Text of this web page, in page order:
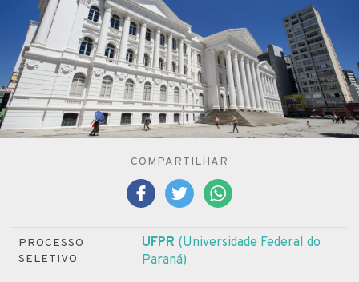
COMPARTILHAR
PROCESSO
SELETIVO
UFPR (Universidade Federal do
Paraná)